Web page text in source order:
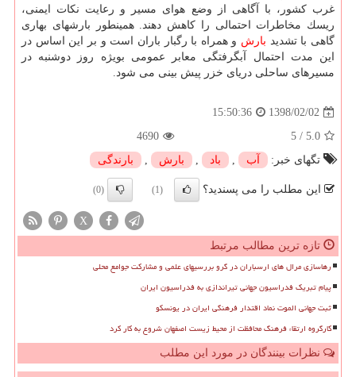
غرب كشور، با آگاهی از وضع هوای مسیر و رعایت نكات ایمنی،
ریسك مخاطرات احتمالی را كاهش دهند. همینطور بارشهای بهاری
گاهی با تشدید بارش و همراه با رگبار باران است و بر این اساس در
این مدت احتمال آبگرفتگی معابر عمومی بویژه روز دوشنبه در
مسیرهای ساحلی دریای خزر پیش بینی می شود.
1398/02/02
15:50:36
5.0
/
5
4690
تگهای خبر:
آب , باد , بارش , بارندگی
این مطلب را می پسندید؟ (1)
(0)
X
تازه ترین مطالب مرتبط
رهاسازی مرال های ارسباران در گرو بررسیهای علمی و مشارکت جوامع محلی
پیام تبریک فدراسیون جهانی تیراندازی به فدراسیون ایران
ثبت جهانی الموت نماد اقتدار فرهنگی ایران در یونسکو
کارگروه ارتقاء فرهنگ محافظت از محیط زیست اصفهان شروع به کار کرد
نظرات بینندگان در مورد این مطلب